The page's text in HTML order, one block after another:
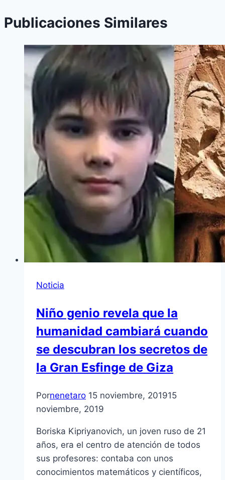
Publicaciones Similares
Noticia
Niño genio revela que la
humanidad cambiará cuando
se descubran los secretos de
la Gran Esfinge de Giza
Pornenetaro 15 noviembre, 201915
noviembre, 2019
Boriska Kipriyanovich, un joven ruso de 21
años, era el centro de atención de todos
sus profesores: contaba con unos
conocimientos matemáticos y científicos,